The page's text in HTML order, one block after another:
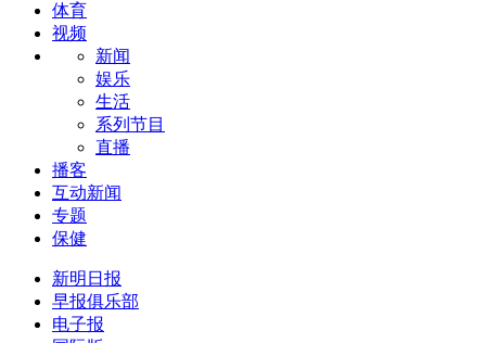
体育
视频
新闻
娱乐
生活
系列节目
直播
播客
互动新闻
专题
保健
新明日报
早报俱乐部
电子报